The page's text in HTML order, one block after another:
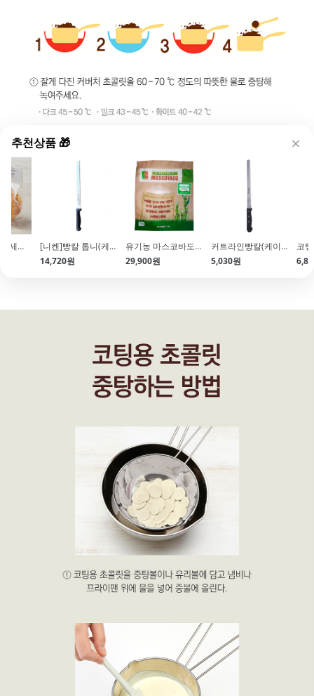
추천상품 🎁
투명 쿠키봉투 세트(금색받침포함\/100개)
[니켄]빵칼 톱니(케이크칼 P손잡이\/30cm\/바게트 나이프)
14,720원
유기농 마스코바도(5kg\/비정제설탕)
29,900원
커트라인빵칼(케이크칼\/370mm)
5,030원